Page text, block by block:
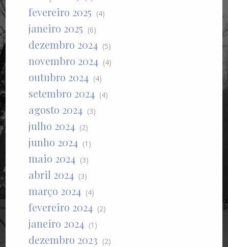
fevereiro 2025 (4)
janeiro 2025 (6)
dezembro 2024 (5)
novembro 2024 (4)
outubro 2024 (4)
setembro 2024 (4)
agosto 2024 (3)
julho 2024 (2)
junho 2024 (1)
maio 2024 (3)
abril 2024 (3)
março 2024 (4)
fevereiro 2024 (2)
janeiro 2024 (1)
dezembro 2023 (2)